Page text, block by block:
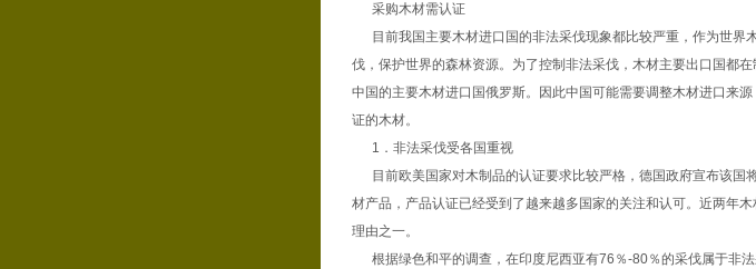
采购木材需认证
目前我国主要木材进口国的非法采伐现象都比较严重，作为世界
伐，保护世界的森林资源。为了控制非法采伐，木材主要出口国都
中国的主要木材进口国俄罗斯。因此中国可能需要调整木材进口来
证的木材。
1．非法采伐受各国重视
目前欧美国家对木制品的认证要求比较严格，德国政府宣布该国
材产品，产品认证已经受到了越来越多国家的关注和认可。近两年
理由之一。
根据绿色和平的调查，在印度尼西亚有76％-80％的采伐属于非